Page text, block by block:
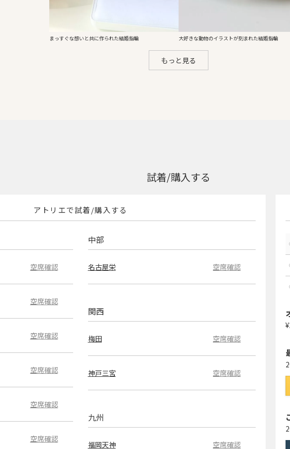
まっすぐな想いと共に作られた結婚指輪 大好きな動物のイラストが刻まれた結婚指輪
もっと見る
試着/購入する
アトリエで試着/購入する
空席確認
空席確認
空席確認
空席確認
空席確認
空席確認
中部
名古屋栄 空席確認
関西
梅田 空席確認
神戸三宮 空席確認
九州
福岡天神 空席確認